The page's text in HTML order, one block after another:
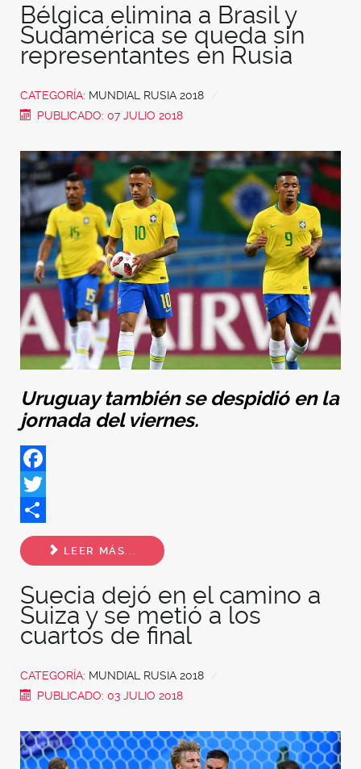
Bélgica elimina a Brasil y
Sudamérica se queda sin
representantes en Rusia
CATEGORÍA: MUNDIAL RUSIA 2018
PUBLICADO: 07 JULIO 2018
Uruguay también se despidió en la
jornada del viernes.
Facebook
Twitter
Share
LEER MÁS...
Suecia dejó en el camino a
Suiza y se metió a los
cuartos de final
CATEGORÍA: MUNDIAL RUSIA 2018
PUBLICADO: 03 JULIO 2018